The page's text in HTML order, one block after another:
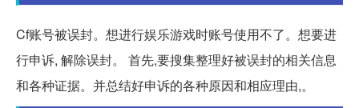
Cf账号被误封。想进行娱乐游戏时账号使用不了。想要进
行申诉, 解除误封。 首先,要搜集整理好被误封的相关信息
和各种证据。并总结好申诉的各种原因和相应理由,。